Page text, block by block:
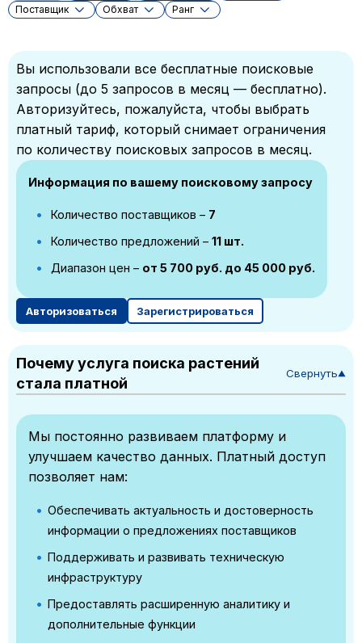
Поставщик
Обхват Ранг
Вы использовали все бесплатные поисковые
запросы (до 5 запросов в месяц — бесплатно).
Авторизуйтесь, пожалуйста, чтобы выбрать
платный тариф, который снимает ограничения
по количеству поисковых запросов в месяц.
Информация по вашему поисковому запросу
Количество поставщиков – 7
Количество предложений – 11 шт.
Диапазон цен – от 5 700 руб. до 45 000 руб.
Авторизоваться Зарегистрироваться
Почему услуга поиска растений
стала платной
Свернуть▼
Мы постоянно развиваем платформу и
улучшаем качество данных. Платный доступ
позволяет нам:
Обеспечивать актуальность и достоверность
информации о предложениях поставщиков
Поддерживать и развивать техническую
инфраструктуру
Предоставлять расширенную аналитику и
дополнительные функции